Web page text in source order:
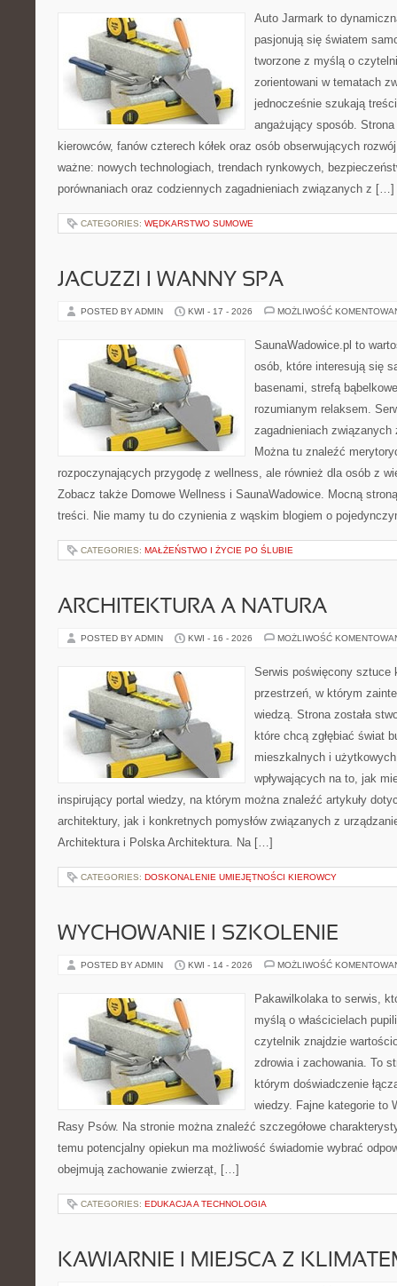
Auto Jarmark to
pasjonują się światem
tworzone z myślą o
zorientowani w tematach
jednocześnie szukają
angażujący sposób.
kierowców, fanów czterech kółek oraz osób obserwujących
ważne: nowych technologiach, trendach rynkowych,
porównaniach oraz codziennych zagadnieniach związanych z […]
CATEGORIES: WĘDKARSTWO SUMOWE
JACUZZI I WANNY SPA
POSTED BY ADMIN KWI - 17 - 2026 MOŻLIWOŚĆ
SaunaWadowice.pl to
osób, które interesują się
basenami, strefą
rozumianym relaksem.
zagadnieniach
Można tu znaleźć
rozpoczynających przygodę z wellness, ale również dla osób z
Zobacz także Domowe Wellness i SaunaWadowice. Mocną
treści. Nie mamy tu do czynienia z wąskim blogiem o
CATEGORIES: MAŁŻEŃSTWO I ŻYCIE PO ŚLUBIE
ARCHITEKTURA A NATURA
POSTED BY ADMIN KWI - 16 - 2026 MOŻLIWOŚĆ
Serwis poświęcony sztuce
przestrzeń, w którym
wiedzą. Strona została
które chcą zgłębiać świat
mieszkalnych i
wpływających na to, jak
inspirujący portal wiedzy, na którym można znaleźć artykuły
architektury, jak i konkretnych pomysłów związanych z
Architektura i Polska Architektura. Na […]
CATEGORIES: DOSKONALENIE UMIEJĘTNOŚCI KIEROWCY
WYCHOWANIE I SZKOLENIE
POSTED BY ADMIN KWI - 14 - 2026 MOŻLIWOŚĆ
Pakawilkolaka to serwis,
myślą o właścicielach
czytelnik znajdzie
zdrowia i zachowania. To
którym doświadczenie
wiedzy. Fajne kategorie to
Rasy Psów. Na stronie można znaleźć szczegółowe
temu potencjalny opiekun ma możliwość świadomie wybrać
obejmują zachowanie zwierząt, […]
CATEGORIES: EDUKACJA A TECHNOLOGIA
KAWIARNIE I MIEJSCA Z